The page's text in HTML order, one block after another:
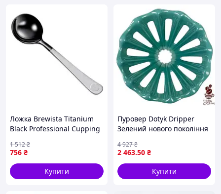
Ложка Brewista Titanium
Black Professional Cupping
756 ₴
1 512₴
Купити
Пуровер Dotyk Dripper
Зелений нового покоління
заварювання кави
2 463.50 ₴
4 927₴
Купити